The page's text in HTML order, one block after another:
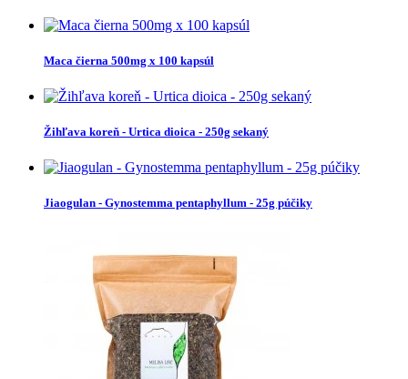
Maca čierna 500mg x 100 kapsúl
Žihľava koreň - Urtica dioica - 250g sekaný
Jiaogulan - Gynostemma pentaphyllum - 25g púčiky